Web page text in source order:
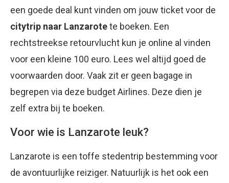
een goede deal kunt vinden om jouw ticket voor de
citytrip naar Lanzarotete boeken. Een
rechtstreekse retourvlucht kun je online al vinden
voor een kleine 100 euro. Lees wel altijd goed de
voorwaarden door. Vaak zit er geen bagage in
begrepen via deze budget Airlines. Deze dien je
zelf extra bij te boeken.
Voor wie is Lanzarote leuk?
Lanzarote is een toffe stedentrip bestemming voor
de avontuurlijke reiziger. Natuurlijk is het ook een